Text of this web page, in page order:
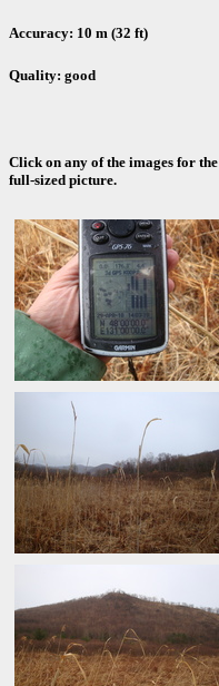
Accuracy: 10 m (32 ft)
Quality: good
Click on any of the images for the
full-sized picture.